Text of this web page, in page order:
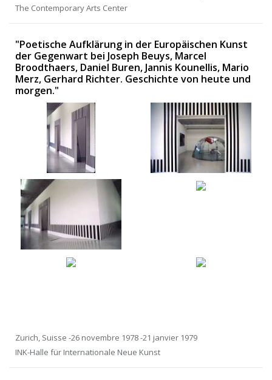
The Contemporary Arts Center
"Poetische Aufklärung in der Europäischen Kunst
der Gegenwart bei Joseph Beuys, Marcel
Broodthaers, Daniel Buren, Jannis Kounellis, Mario
Merz, Gerhard Richter. Geschichte von heute und
morgen."
Zurich, Suisse -26 novembre 1978 -21 janvier 1979
INK-Halle für Internationale Neue Kunst